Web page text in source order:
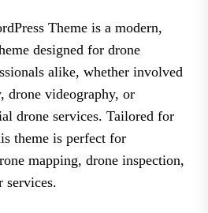
Theme is a modern,
designed for drone
alike, whether involved
drone videography, or
drone services. Tailored for
theme is perfect for
mapping, drone inspection,
services.